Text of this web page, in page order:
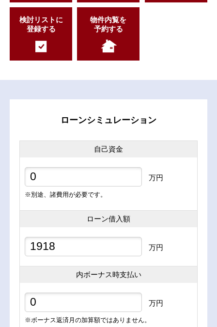
検討リストに
登録する
物件内覧を
予約する
ローンシミュレーション
自己資金
万円
※別途、諸費用が必要です。
ローン借入額
万円
内ボーナス時支払い
万円
※ボーナス返済月の加算額ではありません。